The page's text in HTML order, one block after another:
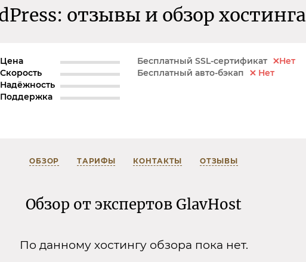
отзывы и обзор хостинга
Цена
Скорость
Надёжность
Поддержка
Бесплатный SSL-сертификат
Нет
Бесплатный авто-бэкап
Нет
ОБЗОР ТАРИФЫ КОНТАКТЫ ОТЗЫВЫ
Обзор от экспертов GlavHost
По данному хостингу обзора пока нет.